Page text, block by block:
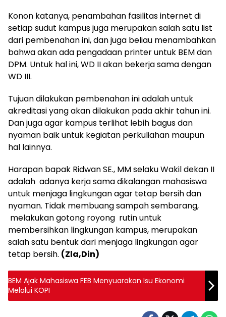
Konon katanya, penambahan fasilitas internet di
setiap sudut kampus juga merupakan salah satu list
dari pembenahan ini, dan juga beliau menambahkan
bahwa akan ada pengadaan printer untuk BEM dan
DPM. Untuk hal ini, WD II akan bekerja sama dengan
WD III.
Tujuan dilakukan pembenahan ini adalah untuk
akreditasi yang akan dilakukan pada akhir tahun ini.
Dan juga agar kampus terlihat lebih bagus dan
nyaman baik untuk kegiatan perkuliahan maupun
hal lainnya.
Harapan bapak Ridwan SE., MM selaku Wakil dekan II
adalah adanya kerja sama dikalangan mahasiswa
untuk menjaga lingkungan agar tetap bersih dan
nyaman. Tidak membuang sampah sembarang,
melakukan gotong royong rutin untuk
membersihkan lingkungan kampus, merupakan
salah satu bentuk dari menjaga lingkungan agar
tetap bersih. (Zla,Din)
BEM Ajak Mahasiswa FEB Menyuarakan Isu Ekonomi
Melalui KOPI